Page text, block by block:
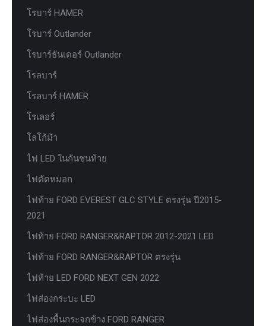
โรบาร์ HAMER
โรบาร์ Outlander
โรบาร์ธันเดอร์ Outlander
โรลบาร์
โรลบาร์ HAMER
โรเลอร์
โลโก้ม้า
ไฟ LED ในกันชนท้าย
ไฟตัดหมอก
ไฟท้าย FORD EVEREST GLC STYLE ตรงรุ่น ปี2015-
2021
ไฟท้าย FORD RANGER&RAPTOR 2012-2021 LED
ไฟท้าย FORD RANGER&RAPTOR ตรงรุ่น
ไฟท้าย LED FORD NEXT GEN 2022
ไฟส่องกระบะ LED
ไฟส่องพื้นกระจกข้าง FORD RANGER